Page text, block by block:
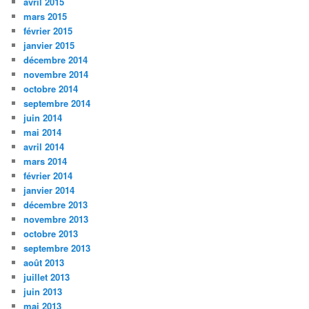
mars 2015
février 2015
janvier 2015
décembre 2014
novembre 2014
octobre 2014
septembre 2014
juin 2014
mai 2014
avril 2014
mars 2014
février 2014
janvier 2014
décembre 2013
novembre 2013
octobre 2013
septembre 2013
août 2013
juillet 2013
juin 2013
mai 2013